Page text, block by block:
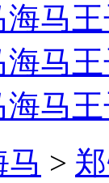
海马王
海马王
海马王
马 >